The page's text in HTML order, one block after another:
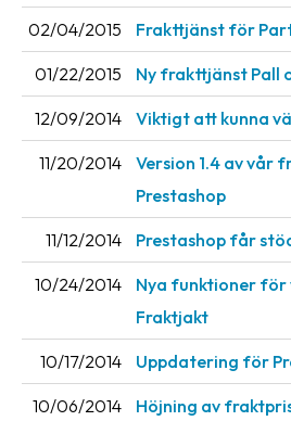
Contact
us
Terms
Terms
and
conditions
Privacy
Prohibited
dangerous
content
02/04/2015 Frakttjänst för
01/22/2015 Ny frakttjänst Pall
12/09/2014 Viktigt att kunna
11/20/2014
Version 1.4 av vår
Prestashop
11/12/2014 Prestashop får
10/24/2014
Nya funktioner för
Fraktjakt
10/17/2014 Uppdatering för
10/06/2014
Höjning av